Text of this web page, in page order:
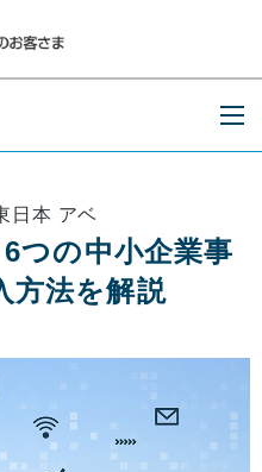
日本 アベ
つの中小企業事
方法を解説